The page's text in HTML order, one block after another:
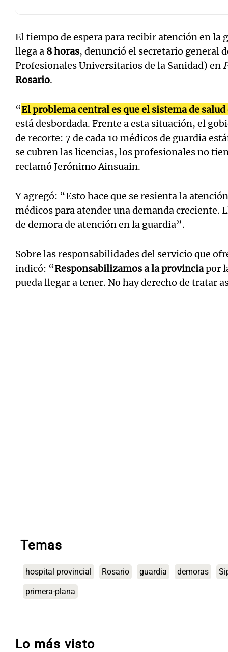
El tiempo de espera para recibir atención en la
llega a 8 horas, denunció el secretario general
Profesionales Universitarios de la Sanidad) en
Rosario.
“El problema central es que el sistema de
está desbordada. Frente a esta situación, el
de recorte: 7 de cada 10 médicos de guardia
se cubren las licencias, los profesionales no
reclamó Jerónimo Ainsuain.
Y agregó: “Esto hace que se resienta la
médicos para atender una demanda creciente.
de demora de atención en la guardia”.
Sobre las responsabilidades del servicio que
indicó: “Responsabilizamos a la provinciapor
pueda llegar a tener. No hay derecho de tratar
Temas
hospital provincial Rosario guardia demoras
primera-plana
Lo más visto